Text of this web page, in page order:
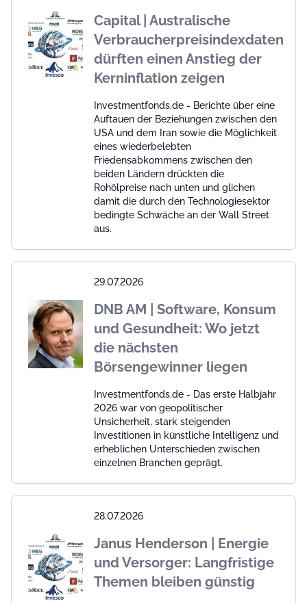
Capital | Australische
Verbraucherpreisindexdaten
dürften einen Anstieg der
Kerninflation zeigen
Investmentfonds.de - Berichte über eine
Auftauen der Beziehungen zwischen den
USA und dem Iran sowie die Möglichkeit
eines wiederbelebten
Friedensabkommens zwischen den
beiden Ländern drückten die
Rohölpreise nach unten und glichen
damit die durch den Technologiesektor
bedingte Schwäche an der Wall Street
aus.
29.07.2026
DNB AM | Software, Konsum
und Gesundheit: Wo jetzt
die nächsten
Börsengewinner liegen
Investmentfonds.de - Das erste Halbjahr
2026 war von geopolitischer
Unsicherheit, stark steigenden
Investitionen in künstliche Intelligenz und
erheblichen Unterschieden zwischen
einzelnen Branchen geprägt.
28.07.2026
Janus Henderson | Energie
und Versorger: Langfristige
Themen bleiben günstig